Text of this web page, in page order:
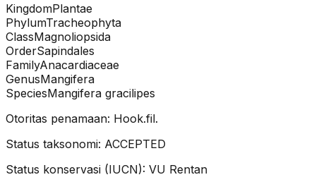
KingdomPlantae
PhylumTracheophyta
ClassMagnoliopsida
OrderSapindales
FamilyAnacardiaceae
GenusMangifera
SpeciesMangifera gracilipes
Otoritas penamaan: Hook.fil.
Status taksonomi: ACCEPTED
Status konservasi (IUCN): VU Rentan